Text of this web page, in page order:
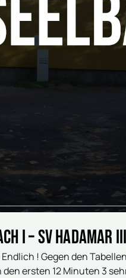
I – SV Hadamar
! Gegen den
ersten 12 Minuten 3